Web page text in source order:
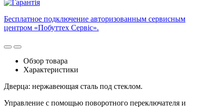
Бесплатное подключение авторизованным сервисным
центром «Побуттех Сервіс».
Обзор товара
Характеристики
Дверца: нержавеющая сталь под стеклом.
Управление с помощью поворотного переключателя и